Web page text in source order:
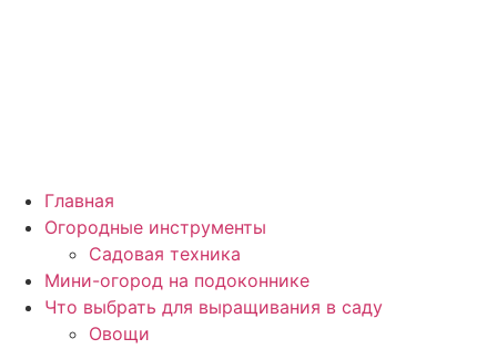
Главная
Огородные инструменты
Садовая техника
Мини-огород на подоконнике
Что выбрать для выращивания в саду
Овощи